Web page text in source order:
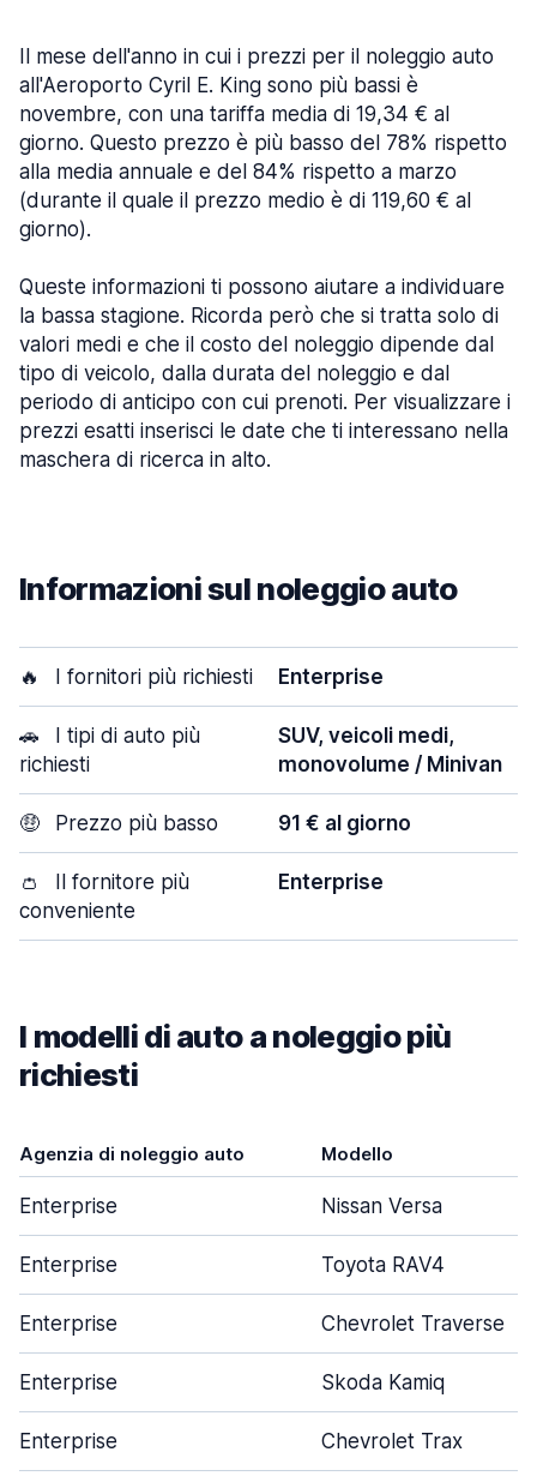
Il mese dell'anno in cui i prezzi per il noleggio auto
all'Aeroporto Cyril E. King sono più bassi è
novembre, con una tariffa media di 19,34 € al
giorno. Questo prezzo è più basso del 78% rispetto
alla media annuale e del 84% rispetto a marzo
(durante il quale il prezzo medio è di 119,60 € al
giorno).
Queste informazioni ti possono aiutare a individuare
la bassa stagione. Ricorda però che si tratta solo di
valori medi e che il costo del noleggio dipende dal
tipo di veicolo, dalla durata del noleggio e dal
periodo di anticipo con cui prenoti. Per visualizzare i
prezzi esatti inserisci le date che ti interessano nella
maschera di ricerca in alto.
Informazioni sul noleggio auto
🔥 I fornitori più richiesti Enterprise
🚗
I tipi di auto più
richiesti
SUV, veicoli medi,
monovolume / Minivan
🤑 Prezzo più basso 91 € al giorno
👛
Il fornitore più
conveniente
Enterprise
I modelli di auto a noleggio più
richiesti
Agenzia di noleggio auto Modello
Enterprise Nissan Versa
Enterprise Toyota RAV4
Enterprise Chevrolet Traverse
Enterprise Skoda Kamiq
Enterprise Chevrolet Trax